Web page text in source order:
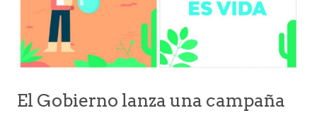
El Gobierno lanza una campaña